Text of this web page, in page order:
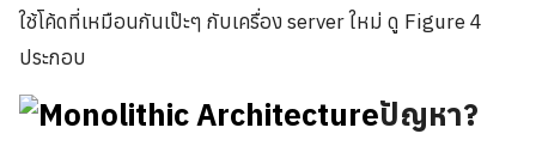
ใช้โค้ดที่เหมือนกันเป๊ะๆ กับเครื่อง server ใหม่ ดู Figure 4
ประกอบ
ปัญหา?